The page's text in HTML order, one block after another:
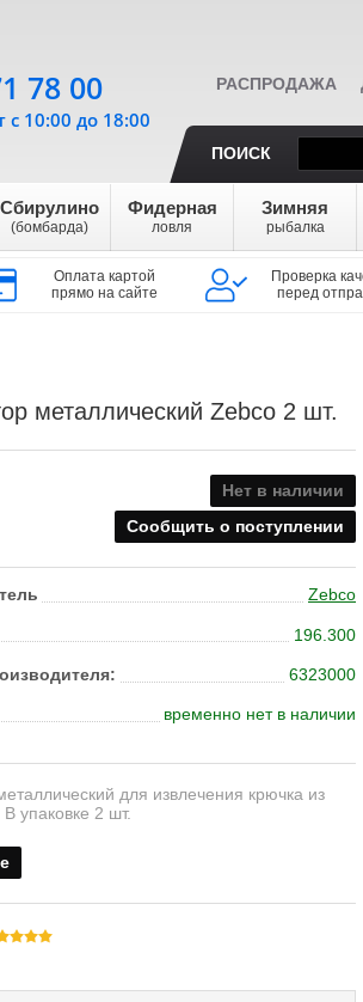
РАСПРОДАЖА
ПОИСК
Сбирулино
(бомбарда)
Фидерная
ловля
Зимняя
рыбалка
Оплата картой
прямо на сайте
Проверка
перед
78 00
10:00 до 18:00
металлический Zebco 2 шт.
Нет в наличии
Сообщить о поступлении
Zebco
196.300
6323000
временно нет в наличии
для извлечения крючка из
упаковке 2 шт.